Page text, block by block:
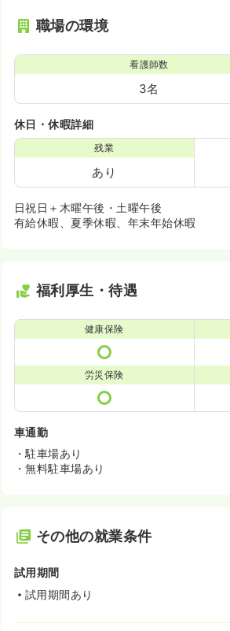
職場の環境
看護師数
3名
休日・休暇詳細
残業
あり
日祝日＋木曜午後・土曜午後
有給休暇、夏季休暇、年末年始休暇
福利厚生・待遇
健康保険
労災保険
車通勤
・駐車場あり
・無料駐車場あり
その他の就業条件
試用期間
試用期間あり